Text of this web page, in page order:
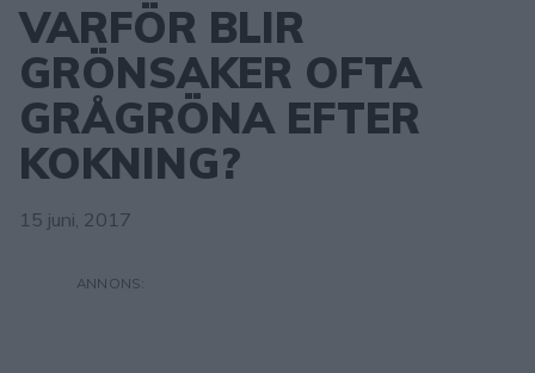
VARFÖR BLIR
GRÖNSAKER OFTA
GRÅGRÖNA EFTER
KOKNING?
15 juni, 2017